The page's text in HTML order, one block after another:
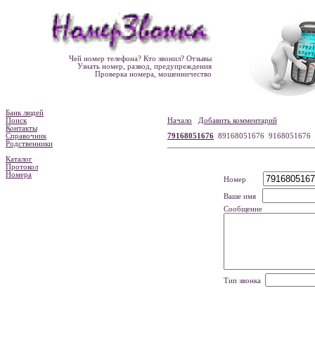
Чей номер телефона? Кто звонил? Отзывы
Узнать номер, развод, предупреждения
Проверка номера, мошенничество
Банк людей
Поиск
Контакты
Справочник
Родственники
Каталог
Протокол
Номера
Начало
Добавить комментарий
79168051676 89168051676 9168051676
Номер
Ваше имя
Сообщение
Тип звонка